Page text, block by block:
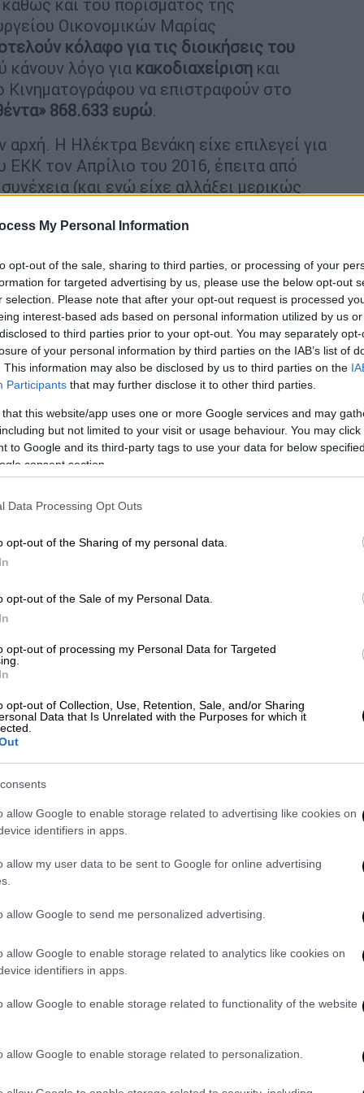
My Personal Information
opt-out of the sale, sharing to third parties, or processing of your
for targeted advertising by us, please use the below opt-out
selection. Please note that after your opt-out request is processed
interest-based ads based on personal information utilized by us
to third parties prior to your opt-out. You may separately
of your personal information by third parties on the IAB’s list of
This information may also be disclosed by us to third parties on the
Participants that may further disclose it to other third parties.
that this website/app uses one or more Google services and may
but not limited to your visit or usage behaviour. You may
to Google and its third-party tags to use your data for below
consent section.
Data Processing Opt Outs
opt-out of the Sharing of my personal data.
opt-out of the Sale of my Personal Data.
opt-out of processing my Personal Data for Targeted
opt-out of Collection, Use, Retention, Sale, and/or Sharing
Data that Is Unrelated with the Purposes for which it
allow Google to enable storage related to advertising like cookies on
identifiers in apps.
allow my user data to be sent to Google for online advertising
allow Google to send me personalized advertising.
allow Google to enable storage related to analytics like cookies on
identifiers in apps.
allow Google to enable storage related to functionality of the website
allow Google to enable storage related to personalization.
και του πορίσματος της
Οικονομικών Μαρίας
κόλαφο για τις διοικήσεις του
κάνουν λόγο για κακοδιαχείριση και
Κινηματογράφου να επιστραφούν στο
868.633 ευρώ.
Η Ηλέκτρα Βενάκη είχε επιλεγεί για
ΕΚΚ τον Απρίλιο του 2016, έπειτα από
(και ενώ είχε αλλάξει μερικώς
να συνεργαστεί μαζί της. Τελικώς, η
στην παύση της κυρίας Βενάκη από
της Επικρατείας, που ακύρωσε την
μάλιστα,απόφαση του ΣτΕδημοσιεύτηκε
αυτής, η κυρία Βενάκη θα έπρεπε είτε
είτε να αποζημιωθεί για όλο το
Λίνα Μενδώνη, προτιμώντας το πρώτο,
του εν τω μεταξύ γενικού
και επανέφερε στην θέση της την
ως εδώ είναι, όπως φαίνεται, απολύτως
μήνες μετά την επιστροφή στη θέση
mail του Προέδρου του Δ.Σ.
μετά ο ίδιος προωθεί στο επίσημο
εκεί διαβιβάζεται και στα μέλη του
για την παραίτησή της; Το γεγονός
2010 που διέπει τη λειτουργία του
αλλά και τα κωλύματα και
Κέντρου Κινηματογράφου διατηρούσε
με την Ταινιοθήκη της Ελλάδας. Και
Σύγχρονου Πολιτισμού κ.
Λίνας Μενδώνη.
στη θέση μου ως Γ.Δ. του
«πριν την αποδεχτώ, επικοινώνησα με
Γιατρομανωλάκη αφορούσε στη σύμβαση
της Ελλάδος και αποκλειστικό
της πρώτης άδουσας και
των Αθηνών», του 1930 και δεν είχα
και να μην τιμήσω την
θα μπορούσα να επιστρέψω στο ΕΚΚ γι'
τις διαδικασίες για το νέο Δ.Σ. που θα
κ. Γιατρομανωλάκης με διαβεβαίωσε
την Υπουργό . Επανήλθα με mail στις
συμβατική μου υποχρέωση . Εξάλλου,
και δεν θα μπορούσα να την αποδεχθώ,
λοιπών επαγγελματικών μου